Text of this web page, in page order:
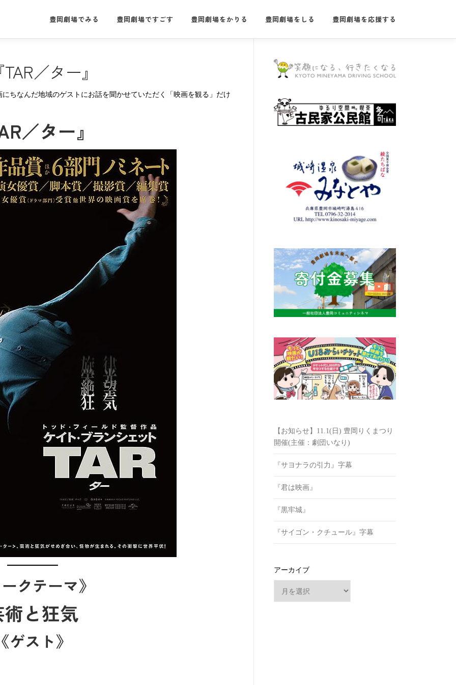
豊岡劇場でみる 豊岡劇場ですごす 豊岡劇場をかりる 豊岡劇場をしる 豊岡劇場を応援する
／ター』
ちなんだ地域のゲストにお話を聞かせていただく「映画を観る」だけ
／ター』
クテーマ》
と狂気
ゲスト》
【お知らせ】11.1(日) 豊岡りくまつり
開催(主催：劇団いなり)
『サヨナラの引力』字幕
『君は映画』
『黒牢城』
『サイゴン・クチュール』字幕
アーカイブ